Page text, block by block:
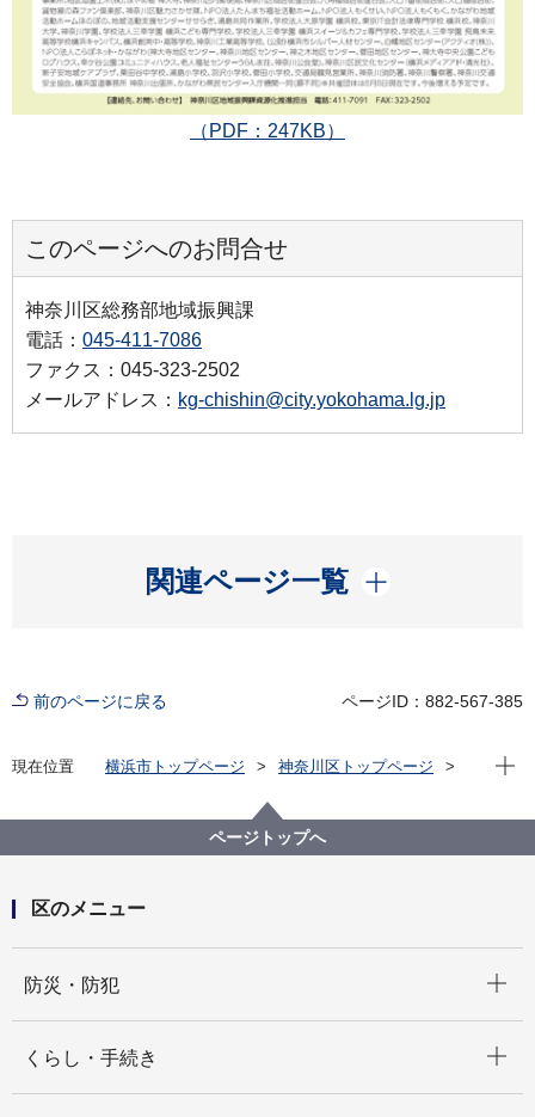
（PDF：247KB）
このページへのお問合せ
神奈川区総務部地域振興課
電話： 045-411-7086
ファクス：045-323-2502
メールアドレス： kg-chishin@city.yokohama.lg.jp
関連ページ一覧
開く
前のページに戻る ページID：882-567-385
現在位置 横浜市トップページ
神奈川区トップページ
わが町かながわマナー違反一掃作戦
第10回わが町かながわマナー違反一掃作戦を開催しま
現在
ページトップへ
区のメニュー
防災・防犯
くらし・手続き